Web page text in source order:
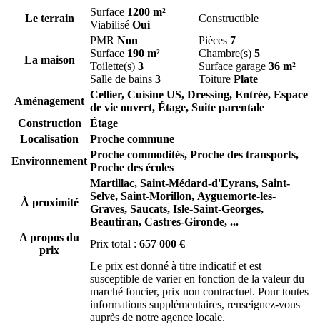
Le terrain
Surface 1200 m²
Viabilisé Oui
Constructible
La maison
PMR Non
Surface 190 m²
Toilette(s) 3
Salle de bains 3
Pièces 7
Chambre(s) 5
Surface garage 36 m²
Toiture Plate
Aménagement
Cellier, Cuisine US, Dressing, Entrée, Espace
de vie ouvert, Étage, Suite parentale
Construction
Étage
Localisation
Proche commune
Environnement
Proche commodités, Proche des transports,
Proche des écoles
À proximité
Martillac, Saint-Médard-d'Eyrans, Saint-
Selve, Saint-Morillon, Ayguemorte-les-
Graves, Saucats, Isle-Saint-Georges,
Beautiran, Castres-Gironde, ...
A propos du
prix
Prix total : 657 000 €
Le prix est donné à titre indicatif et est
susceptible de varier en fonction de la valeur du
marché foncier, prix non contractuel. Pour toutes
informations supplémentaires, renseignez-vous
auprès de notre agence locale.